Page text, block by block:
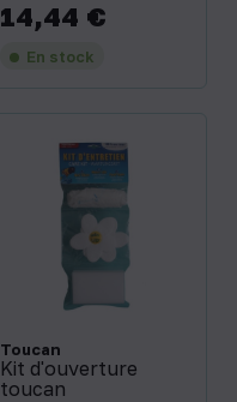
Prix
14,44 €
En stock
Toucan
Kit d'ouverture
toucan